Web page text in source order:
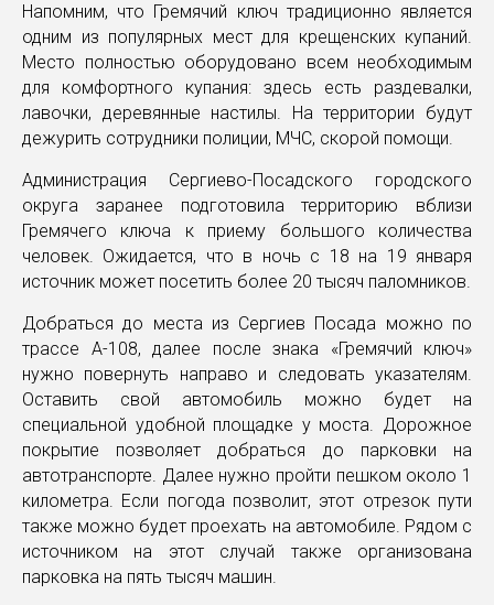
Напомним, что Гремячий ключ традиционно является
одним из популярных мест для крещенских купаний.
Место полностью оборудовано всем необходимым
для комфортного купания: здесь есть раздевалки,
лавочки, деревянные настилы. На территории будут
дежурить сотрудники полиции, МЧС, скорой помощи.
Администрация Сергиево-Посадского городского
округа заранее подготовила территорию вблизи
Гремячего ключа к приему большого количества
человек. Ожидается, что в ночь с 18 на 19 января
источник может посетить более 20 тысяч паломников.
Добраться до места из Сергиев Посада можно по
трассе А-108, далее после знака «Гремячий ключ»
нужно повернуть направо и следовать указателям.
Оставить свой автомобиль можно будет на
специальной удобной площадке у моста. Дорожное
покрытие позволяет добраться до парковки на
автотранспорте. Далее нужно пройти пешком около 1
километра. Если погода позволит, этот отрезок пути
также можно будет проехать на автомобиле. Рядом с
источником на этот случай также организована
парковка на пять тысяч машин.